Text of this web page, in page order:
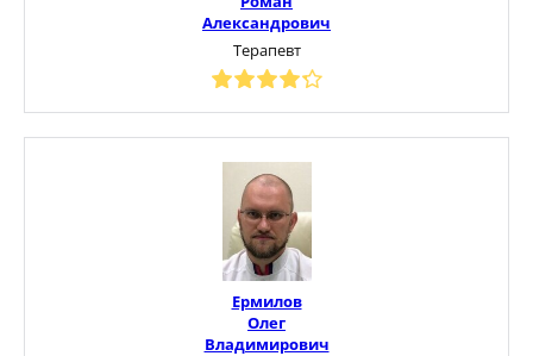
Александрович
Терапевт
Ермилов
Олег
Владимирович